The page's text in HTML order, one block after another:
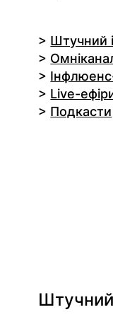
> Штучний
>
>
> Live-
> Подкасти
Штучний